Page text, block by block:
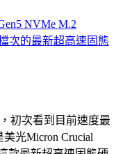
NVMe M.2
次的最新超高速固態
初次看到目前速度最
光Micron Crucial